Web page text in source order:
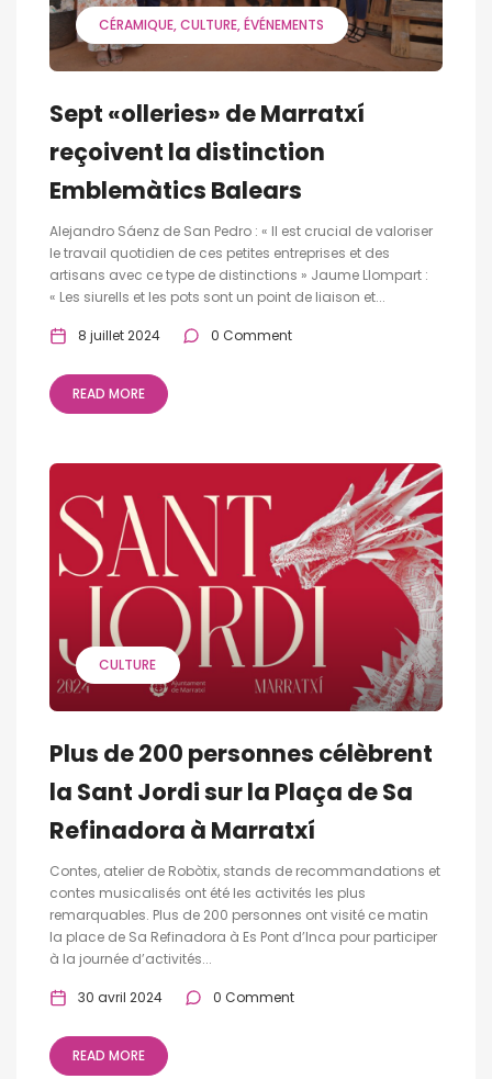
CÉRAMIQUE CULTURE ÉVÉNEMENTS
Sept «olleries» de Marratxí
reçoivent la distinction
Emblemàtics Balears
Alejandro Sáenz de San Pedro : « Il est crucial de valoriser
le travail quotidien de ces petites entreprises et des
artisans avec ce type de distinctions » Jaume Llompart :
« Les siurells et les pots sont un point de liaison et...
8 juillet 2024 0 Comment
READ MORE
CULTURE
Plus de 200 personnes célèbrent
la Sant Jordi sur la Plaça de Sa
Refinadora à Marratxí
Contes, atelier de Robòtix, stands de recommandations et
contes musicalisés ont été les activités les plus
remarquables. Plus de 200 personnes ont visité ce matin
la place de Sa Refinadora à Es Pont d’Inca pour participer
à la journée d’activités...
30 avril 2024 0 Comment
READ MORE